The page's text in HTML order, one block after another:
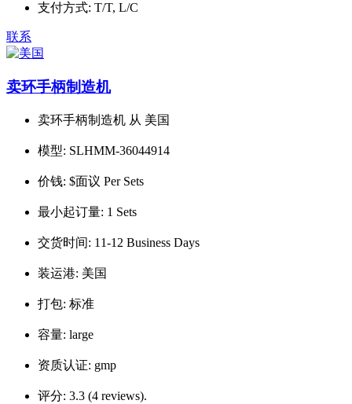
支付方式: T/T, L/C
联系
卖环手柄制造机
卖环手柄制造机 从 美国
模型: SLHMM-36044914
价钱: $面议 Per Sets
最小起订量: 1 Sets
交货时间: 11-12 Business Days
装运港: 美国
打包: 标准
容量: large
资质认证: gmp
评分: 3.3 (4 reviews).